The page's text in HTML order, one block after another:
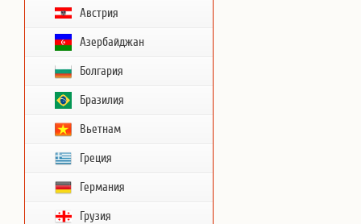
Австрия
Азербайджан
Болгария
Бразилия
Вьетнам
Греция
Германия
Грузия